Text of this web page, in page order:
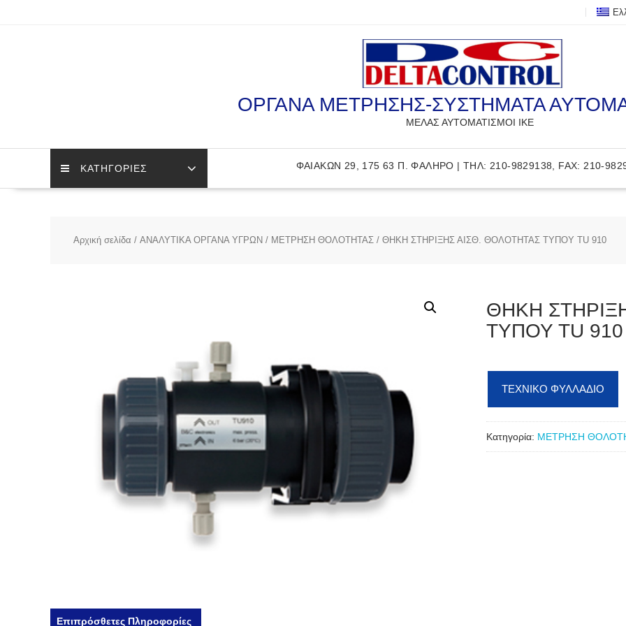
ΟΡΓΑΝΑ ΜΕΤΡΗΣΗΣ-ΣΥΣΤΗΜΑΤΑ
ΜΕΛΑΣ ΑΥΤΟΜΑΤΙΣΜΟΙ ΙΚΕ
ΚΑΤΗΓΟΡΙΕΣ ΦΑΙΑΚΩΝ 29, 175 63 Π. ΦΑΛΗΡΟ | ΤΗΛ: 210-9829138, FAX: 210-
Αρχική σελίδα / ΑΝΑΛΥΤΙΚΑ ΟΡΓΑΝΑ ΥΓΡΩΝ / ΜΕΤΡΗΣΗ ΘΟΛΟΤΗΤΑΣ / ΘΗΚΗ ΣΤΗΡΙΞΗΣ ΑΙΣΘ. ΘΟΛΟΤΗΤΑΣ ΤΥΠΟΥ TU 910
ΘΗΚΗ
ΤΥΠΟΥ TU 910
ΤΕΧΝΙΚΟ ΦΥΛΛΑΔΙΟ
Κατηγορία: ΜΕΤΡΗΣΗ
Επιπρόσθετες Πληροφορίες